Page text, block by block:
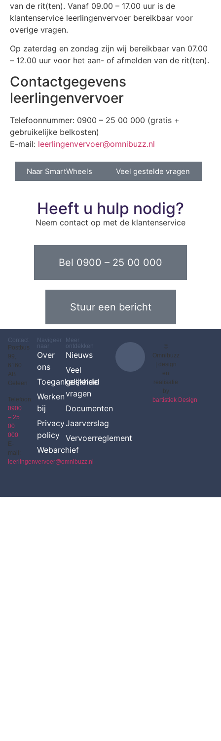
van de rit(ten). Vanaf 09.00 – 17.00 uur is de
klantenservice leerlingenvervoer bereikbaar voor
overige vragen.
Op zaterdag en zondag zijn wij bereikbaar van 07.00
– 12.00 uur voor het aan- of afmelden van de rit(ten).
Contactgegevens
leerlingenvervoer
Telefoonnummer: 0900 – 25 00 000 (gratis +
gebruikelijke belkosten)
E-mail: leerlingenvervoer@omnibuzz.nl
Naar SmartWheels Veel gestelde vragen
Heeft u hulp nodig?
Neem contact op met de klantenservice
Bel 0900 – 25 00 000
Stuur een bericht
Contact
Postbus
99,
6160
AB
Geleen
Telefoon:
0900
– 25
00
000
E-
mail:
leerlingenvervoer@omnibuzz.nl
Navigeer
naar
Over
ons
Toegankelijkheid
Werken
bij
Privacy
policy
Webarchief
Meer
ontdekken
Nieuws
Veel
gestelde
vragen
Documenten
Jaarverslag
Vervoerreglement
©
Omnibuzz
design
en
realisatie
by
bartistiek Design